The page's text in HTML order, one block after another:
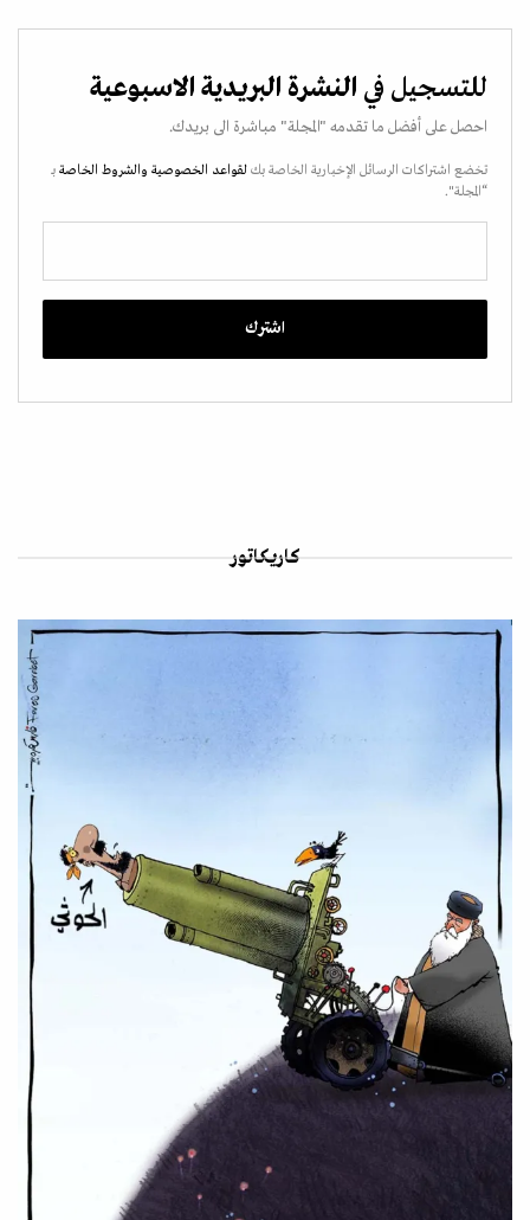
للتسجيل في النشرة البريدية الاسبوعية
احصل على أفضل ما تقدمه "المجلة" مباشرة الى بريدك.
تخضع اشتراكات الرسائل الإخبارية الخاصة بك لقواعد الخصوصية والشروط الخاصة بـ
“المجلة".
كاريكاتور